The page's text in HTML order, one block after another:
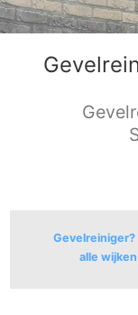
Gevelreiniger?
alle